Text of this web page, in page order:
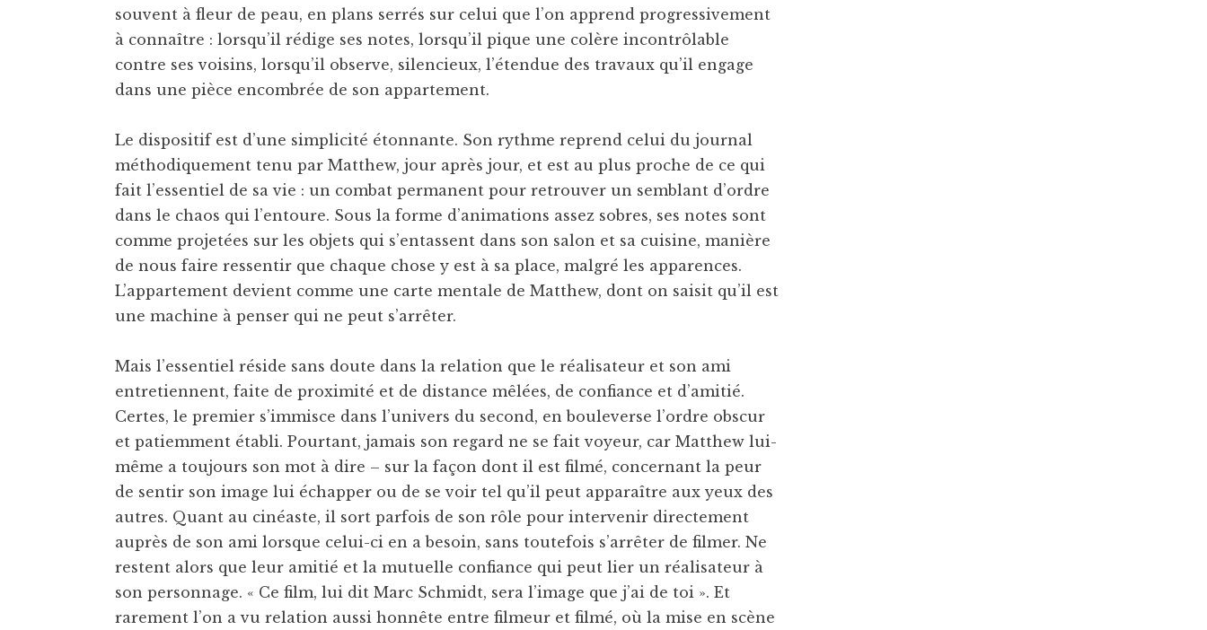
souvent à fleur de peau, en plans serrés sur celui que l’on apprend progressivement
à connaître : lorsqu’il rédige ses notes, lorsqu’il pique une colère incontrôlable
contre ses voisins, lorsqu’il observe, silencieux, l’étendue des travaux qu’il engage
dans une pièce encombrée de son appartement.
Le dispositif est d’une simplicité étonnante. Son rythme reprend celui du journal
méthodiquement tenu par Matthew, jour après jour, et est au plus proche de ce qui
fait l’essentiel de sa vie : un combat permanent pour retrouver un semblant d’ordre
dans le chaos qui l’entoure. Sous la forme d’animations assez sobres, ses notes sont
comme projetées sur les objets qui s’entassent dans son salon et sa cuisine, manière
de nous faire ressentir que chaque chose y est à sa place, malgré les apparences.
L’appartement devient comme une carte mentale de Matthew, dont on saisit qu’il est
une machine à penser qui ne peut s’arrêter.
Mais l’essentiel réside sans doute dans la relation que le réalisateur et son ami
entretiennent, faite de proximité et de distance mêlées, de confiance et d’amitié.
Certes, le premier s’immisce dans l’univers du second, en bouleverse l’ordre obscur
et patiemment établi. Pourtant, jamais son regard ne se fait voyeur, car Matthew lui-
même a toujours son mot à dire – sur la façon dont il est filmé, concernant la peur
de sentir son image lui échapper ou de se voir tel qu’il peut apparaître aux yeux des
autres. Quant au cinéaste, il sort parfois de son rôle pour intervenir directement
auprès de son ami lorsque celui-ci en a besoin, sans toutefois s’arrêter de filmer. Ne
restent alors que leur amitié et la mutuelle confiance qui peut lier un réalisateur à
son personnage. « Ce film, lui dit Marc Schmidt, sera l’image que j’ai de toi ». Et
rarement l’on a vu relation aussi honnête entre filmeur et filmé, où la mise en scène